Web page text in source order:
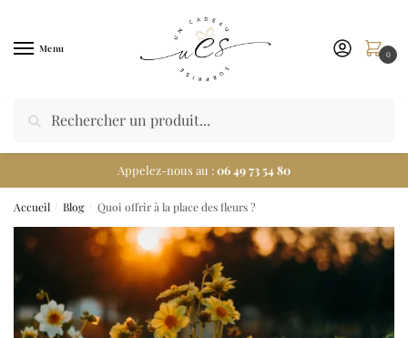
Menu 0
Appelez-nous au :06 49 73 54 80
Accueil Blog Quoi offrir à la place des fleurs ?